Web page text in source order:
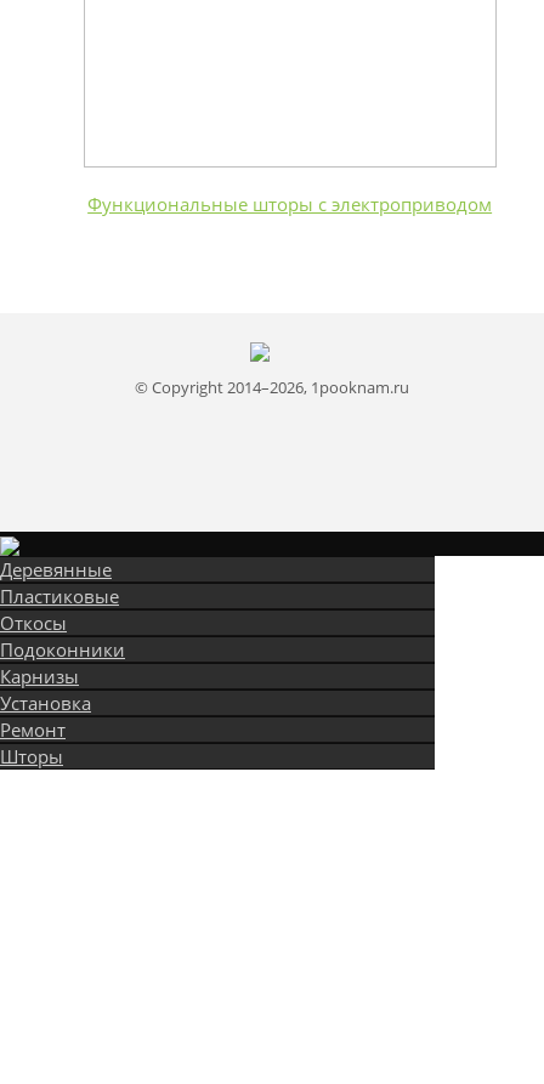
Функциональные шторы с электроприводом
© Copyright 2014–2026, 1pooknam.ru
Деревянные
Пластиковые
Откосы
Подоконники
Карнизы
Установка
Ремонт
Шторы